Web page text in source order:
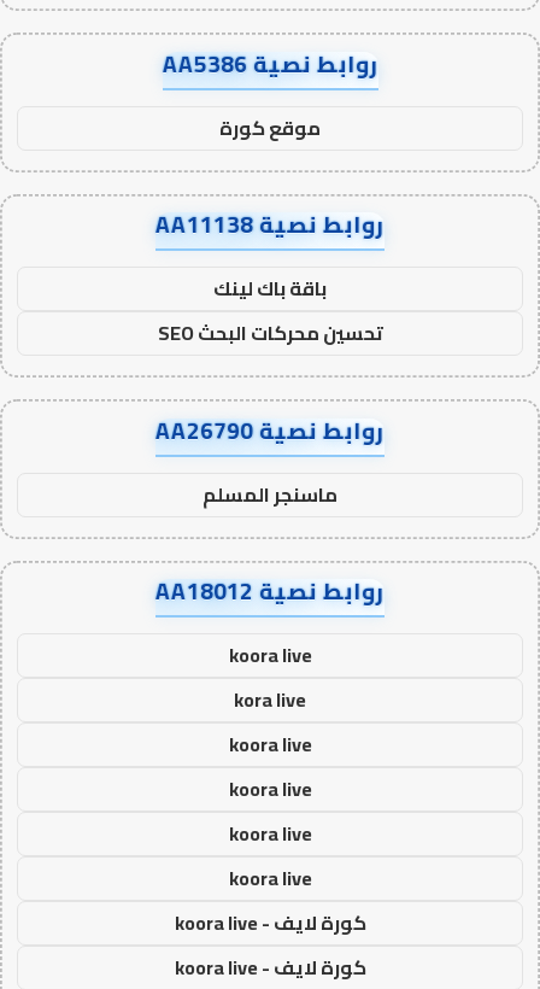
روابط نصية AA5386
موقع كورة
روابط نصية AA11138
باقة باك لينك
تحسين محركات البحث SEO
روابط نصية AA26790
ماسنجر المسلم
روابط نصية AA18012
koora live
kora live
koora live
koora live
koora live
koora live
كورة لايف - koora live
كورة لايف - koora live